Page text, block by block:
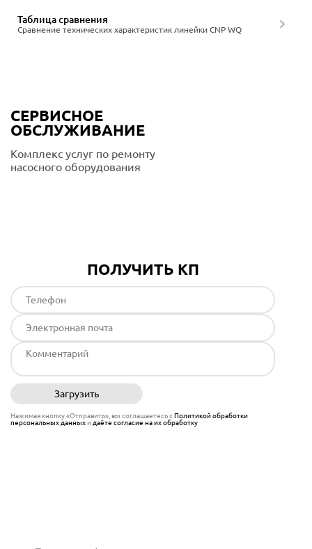
Сравнение технических характеристик линейки CNP WQ
Таблица сравнения
СЕРВИСНОЕ
ОБСЛУЖИВАНИЕ
Комплекс услуг по ремонту
насосного оборудования
ПОЛУЧИТЬ КП
Загрузить
Нажимая кнопку «Отправить», вы соглашаетесь сПолитикой обработки
персональных данныхи даёте согласие на их обработку